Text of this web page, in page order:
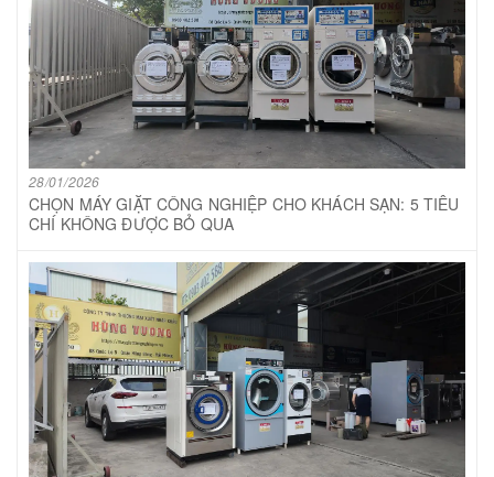
28/01/2026
CHỌN MÁY GIẶT CÔNG NGHIỆP CHO KHÁCH SẠN: 5 TIÊU
CHÍ KHÔNG ĐƯỢC BỎ QUA